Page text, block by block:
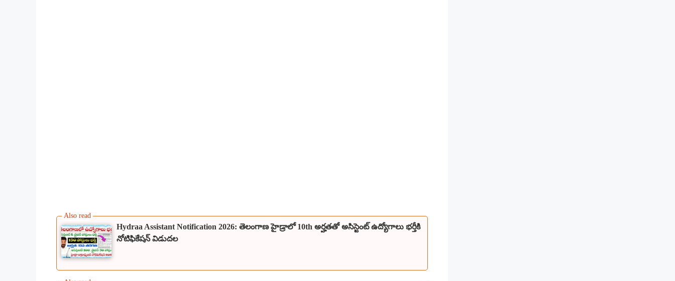
Hydraa Assistant Notification 2026: తెలంగాణ హైడ్రాలో 10th అర్హతతో అసిస్టెంట్ ఉద్యోగాలు భర్తీకి
నోటిఫికేషన్ విడుదల